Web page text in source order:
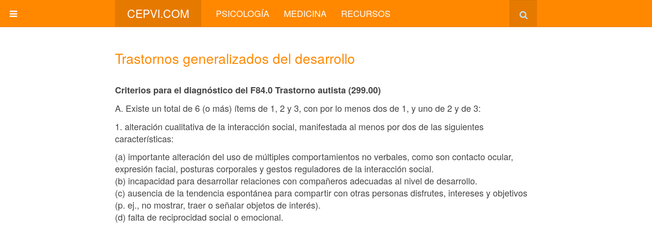
CEPVI.COM PSICOLOGÍA MEDICINA RECURSOS
Trastornos generalizados del desarrollo
Criterios para el diagnóstico del F84.0 Trastorno autista (299.00)
A. Existe un total de 6 (o más) ítems de 1, 2 y 3, con por lo menos dos de 1, y uno de 2 y de 3:
1. alteración cualitativa de la interacción social, manifestada al menos por dos de las siguientes
características:
(a) importante alteración del uso de múltiples comportamientos no verbales, como son contacto ocular,
expresión facial, posturas corporales y gestos reguladores de la interacción social.
(b) incapacidad para desarrollar relaciones con compañeros adecuadas al nivel de desarrollo.
(c) ausencia de la tendencia espontánea para compartir con otras personas disfrutes, intereses y objetivos
(p. ej., no mostrar, traer o señalar objetos de interés).
(d) falta de reciprocidad social o emocional.